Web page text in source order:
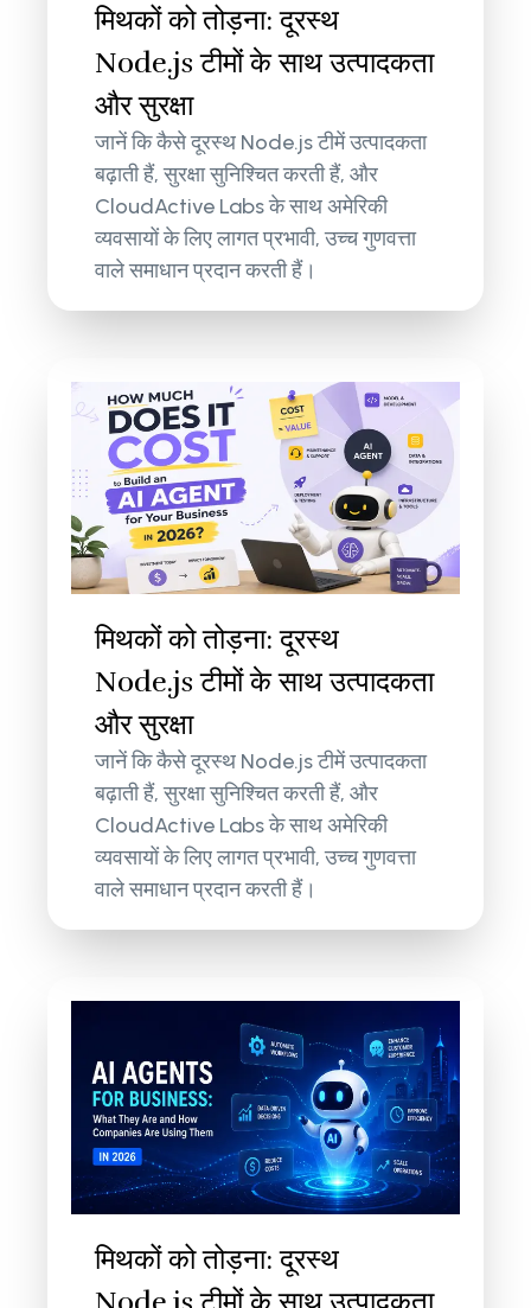
मिथकों को तोड़ना: दूरस्थ
Node.js टीमों के साथ उत्पादकता
और सुरक्षा
जानें कि कैसे दूरस्थ Node.js टीमें उत्पादकता
बढ़ाती हैं, सुरक्षा सुनिश्चित करती हैं, और
CloudActive Labs के साथ अमेरिकी
व्यवसायों के लिए लागत प्रभावी, उच्च गुणवत्ता
वाले समाधान प्रदान करती हैं।
मिथकों को तोड़ना: दूरस्थ
Node.js टीमों के साथ उत्पादकता
और सुरक्षा
जानें कि कैसे दूरस्थ Node.js टीमें उत्पादकता
बढ़ाती हैं, सुरक्षा सुनिश्चित करती हैं, और
CloudActive Labs के साथ अमेरिकी
व्यवसायों के लिए लागत प्रभावी, उच्च गुणवत्ता
वाले समाधान प्रदान करती हैं।
मिथकों को तोड़ना: दूरस्थ